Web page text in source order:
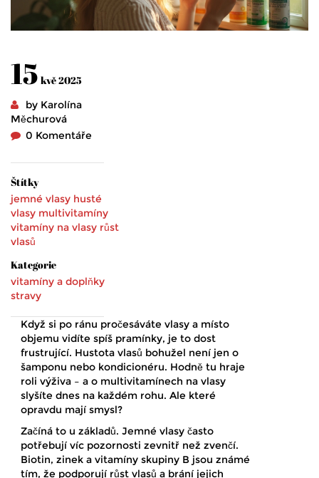
15 kvě 2025
by Karolína
Měchurová
0 Komentáře
Štítky
jemné vlasy husté
vlasy multivitamíny
vitamíny na vlasy růst
vlasů
Kategorie
vitamíny a doplňky
stravy
Když si po ránu pročesáváte vlasy a místo
objemu vidíte spíš pramínky, je to dost
frustrující. Hustota vlasů bohužel není jen o
šamponu nebo kondicionéru. Hodně tu hraje
roli výživa – a o multivitamínech na vlasy
slyšíte dnes na každém rohu. Ale které
opravdu mají smysl?
Začíná to u základů. Jemné vlasy často
potřebují víc pozornosti zevnitř než zvenčí.
Biotin, zinek a vitamíny skupiny B jsou známé
tím, že podporují růst vlasů a brání jejich